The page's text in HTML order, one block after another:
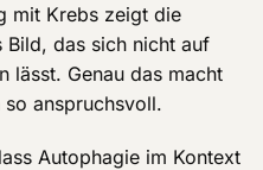
mit Krebs zeigt die
Bild, das sich nicht auf
lässt. Genau das macht
anspruchsvoll.
Autophagie im Kontext